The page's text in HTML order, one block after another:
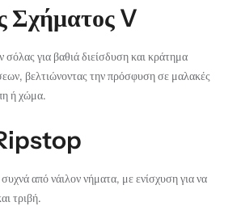
Σχήματος V
σόλας για βαθιά διείσδυση και κράτημα
βελτιώνοντας την πρόσφυση σε μαλακές
ή χώμα.
από νάιλον νήματα, με ενίσχυση για να
τριβή.